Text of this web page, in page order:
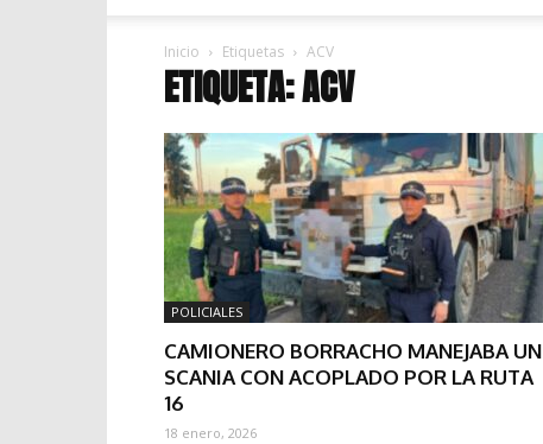
Inicio Etiquetas ACV
ETIQUETA: ACV
POLICIALES
CAMIONERO BORRACHO MANEJABA UN
SCANIA CON ACOPLADO POR LA RUTA
16
18 enero, 2026